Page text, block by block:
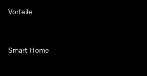
Vorteile
Smart Home